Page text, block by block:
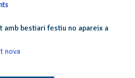
amb bestiari festiu no apareix a
nova